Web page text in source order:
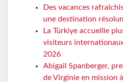
Des vacances
une destination
La Türkiye accueille
visiteurs
2026
Abigail Spanberger,
de Virginie en mission